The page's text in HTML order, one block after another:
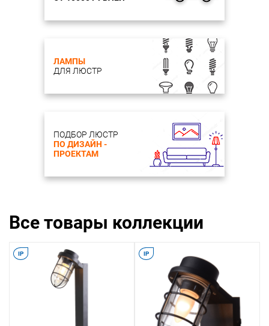
Мин. Высота, мм: 208
Лампы: 1*E27*40W, IP44, excluded
Цвет, отделка: Каркас черного цвета, плафон из
закаленного прозрачного стекла, IP44
Материал и цвет плафона: прозрачное стекло
ЛАМПЫ
ДЛЯ ЛЮСТР
ПОДБОР ЛЮСТР
ПО ДИЗАЙН -
ПРОЕКТАМ
Все товары коллекции
IP IP